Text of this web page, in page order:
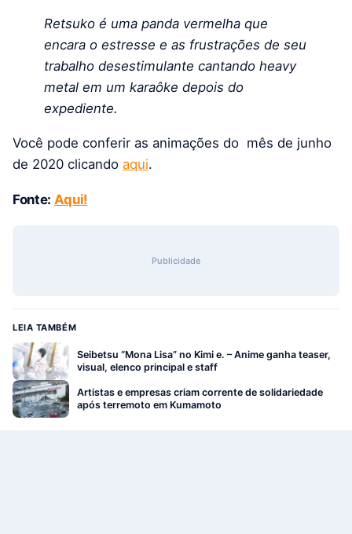
Retsuko é uma panda vermelha que
encara o estresse e as frustrações de seu
trabalho desestimulante cantando heavy
metal em um karaôke depois do
expediente.
Você pode conferir as animações do mês de junho
de 2020 clicando aqui.
Fonte: Aqui!
Publicidade
LEIA TAMBÉM
Seibetsu “Mona Lisa” no Kimi e. – Anime ganha teaser,
visual, elenco principal e staff
Artistas e empresas criam corrente de solidariedade
após terremoto em Kumamoto